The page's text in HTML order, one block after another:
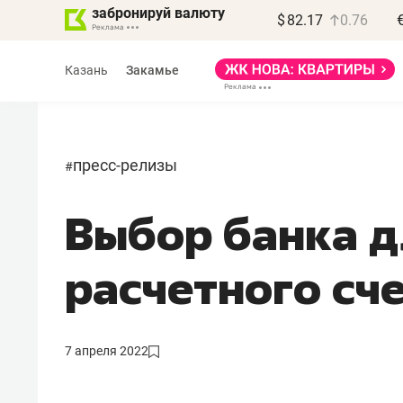
забронируй валюту $ 82.17 0.76
Казань Закамье
#пресс-релизы
Выбор банка
расчетного
7 апреля 2022
Василь Мазитов
МАРТ
«Не зная местных